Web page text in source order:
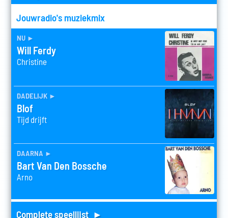
Jouwradio's muziekmix
nu ►
Will Ferdy
Christine
dadelijk ►
Blof
Tijd drijft
daarna ►
Bart Van Den Bossche
Arno
Complete speellijst ►